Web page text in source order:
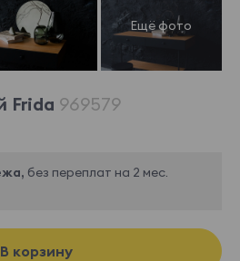
Frida 969579
без переплат на 2 мес.
В корзину